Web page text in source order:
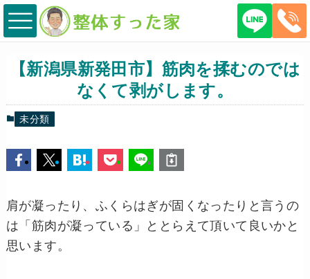
【新潟県新発田市】筋肉を揉むのでは
なくて剥がします。
未分類
肩が凝ったり、ふくらはぎが固くなったりと言うの
は「筋肉が凝っている」ととらえて頂いて良いかと
思います。